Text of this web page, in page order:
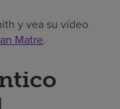
y vea su vídeo
Matre.